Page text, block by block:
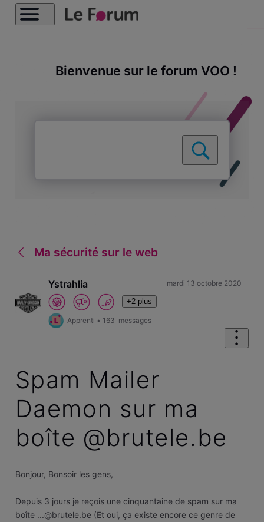
Bienvenue sur le forum VOO !
Ma sécurité sur le web
Ystrahlia
+2 plus
Apprenti • 163 messages
mardi 13 octobre 2020
Spam Mailer
Daemon sur ma
boîte @brutele.be
Bonjour, Bonsoir les gens,
Depuis 3 jours je reçois une cinquantaine de spam sur ma
boîte ...@brutele.be (Et oui, ça existe encore ce genre de